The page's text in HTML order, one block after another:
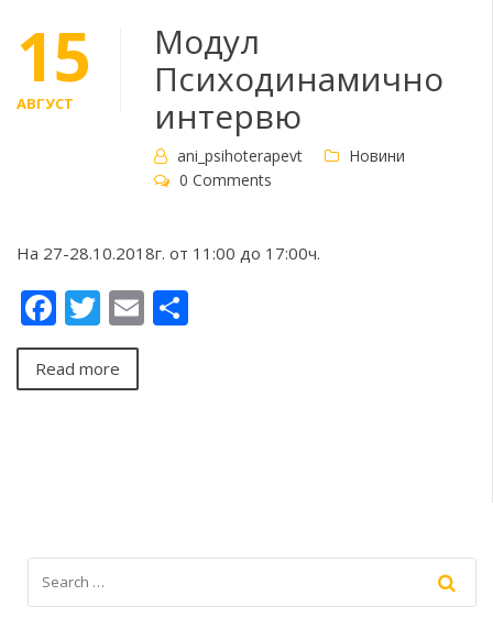
15
АВГУСТ
Модул
Психодинамично
интервю
ani_psihoterapevt
Новини
0 Comments
На 27-28.10.2018г. от 11:00 до 17:00ч.
Facebook
Twitter
Email
Read more